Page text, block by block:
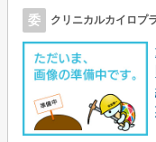
委 クリニカルカイロプ